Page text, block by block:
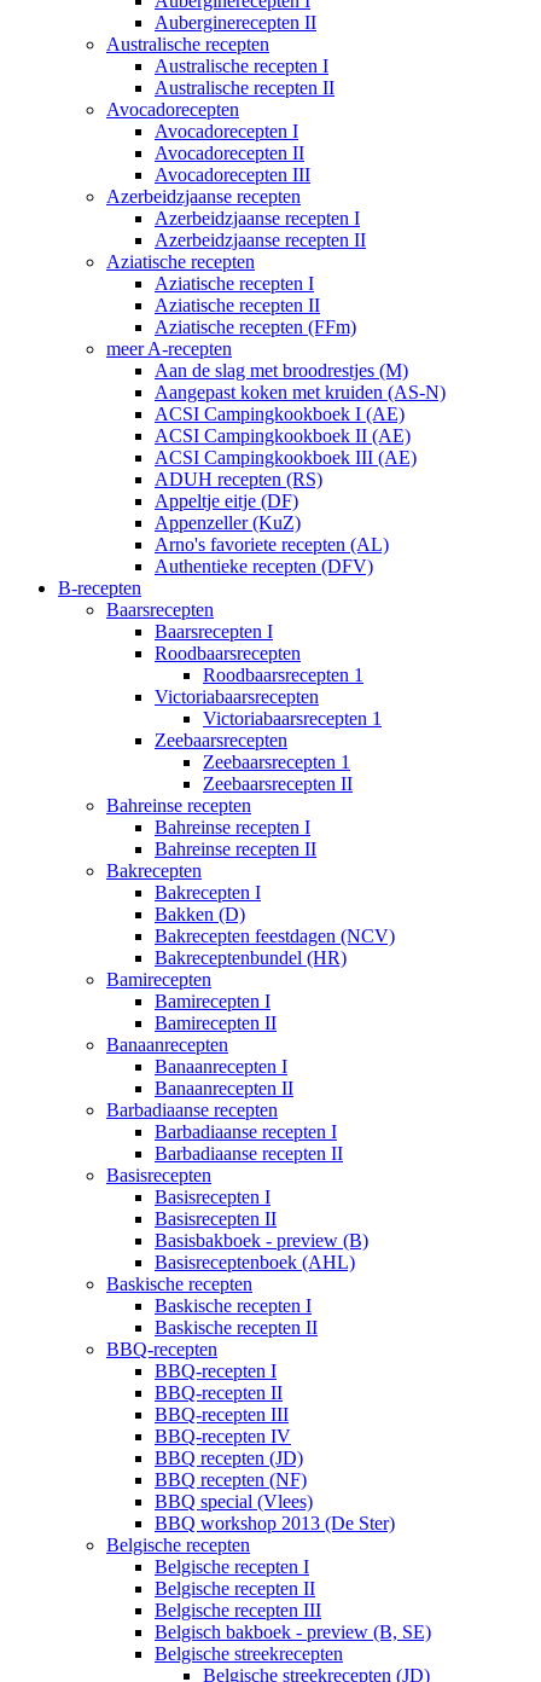
Auberginerecepten II
Australische recepten
Australische recepten I
Australische recepten II
Avocadorecepten
Avocadorecepten I
Avocadorecepten II
Avocadorecepten III
Azerbeidzjaanse recepten
Azerbeidzjaanse recepten I
Azerbeidzjaanse recepten II
Aziatische recepten
Aziatische recepten I
Aziatische recepten II
Aziatische recepten (FFm)
meer A-recepten
Aan de slag met broodrestjes (M)
Aangepast koken met kruiden (AS-N)
ACSI Campingkookboek I (AE)
ACSI Campingkookboek II (AE)
ACSI Campingkookboek III (AE)
ADUH recepten (RS)
Appeltje eitje (DF)
Appenzeller (KuZ)
Arno's favoriete recepten (AL)
Authentieke recepten (DFV)
B-recepten
Baarsrecepten
Baarsrecepten I
Roodbaarsrecepten
Roodbaarsrecepten 1
Victoriabaarsrecepten
Victoriabaarsrecepten 1
Zeebaarsrecepten
Zeebaarsrecepten 1
Zeebaarsrecepten II
Bahreinse recepten
Bahreinse recepten I
Bahreinse recepten II
Bakrecepten
Bakrecepten I
Bakken (D)
Bakrecepten feestdagen (NCV)
Bakreceptenbundel (HR)
Bamirecepten
Bamirecepten I
Bamirecepten II
Banaanrecepten
Banaanrecepten I
Banaanrecepten II
Barbadiaanse recepten
Barbadiaanse recepten I
Barbadiaanse recepten II
Basisrecepten
Basisrecepten I
Basisrecepten II
Basisbakboek - preview (B)
Basisreceptenboek (AHL)
Baskische recepten
Baskische recepten I
Baskische recepten II
BBQ-recepten
BBQ-recepten I
BBQ-recepten II
BBQ-recepten III
BBQ-recepten IV
BBQ recepten (JD)
BBQ recepten (NF)
BBQ special (Vlees)
BBQ workshop 2013 (De Ster)
Belgische recepten
Belgische recepten I
Belgische recepten II
Belgische recepten III
Belgisch bakboek - preview (B, SE)
Belgische streekrecepten
Belgische streekrecepten (JD)